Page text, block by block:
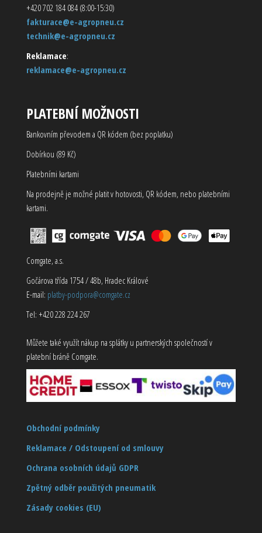
+420 702 184 084 (8:00-15:30)
fakturace@e-agropneu.cz
technik@e-agropneu.cz
Reklamace:
reklamace@e-agropneu.cz
PLATEBNÍ MOŽNOSTI
Bankovním převodem a QR kódem (bez poplatku)
Dobírkou (89 Kč)
Platebními kartami
Na prodejně je možné platit v hotovosti, QR kódem, nebo platebními
kartami.
Comgate, a.s.
Gočárova třída 1754 / 48b, Hradec Králové
E-mail: platby-podpora@comgate.cz
Tel: +420 228 224 267
Můžete také využít nákup na splátky u partnerských společností v
platební bráně Comgate.
Obchodní podmínky
Reklamace / Odstoupení od smlouvy
Ochrana osobních údajů GDPR
Zpětný odběr použitých pneumatik
Zásady cookies (EU)